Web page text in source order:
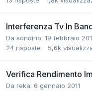
Interferenza Tv In
Da sondino: 19 febbraio
24 risposte 5,6k
Verifica Rendimento
Da reka: 6 gennaio 2011